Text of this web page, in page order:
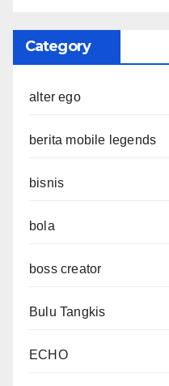
Category
alter ego
berita mobile legends
bisnis
bola
boss creator
Bulu Tangkis
ECHO